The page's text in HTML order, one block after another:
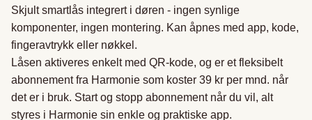
Skjult smartlås integrert i døren - ingen synlige
komponenter, ingen montering. Kan åpnes med app, kode,
fingeravtrykk eller nøkkel.
Låsen aktiveres enkelt med QR-kode, og er et fleksibelt
abonnement fra Harmonie som koster 39 kr per mnd. når
det er i bruk. Start og stopp abonnement når du vil, alt
styres i Harmonie sin enkle og praktiske app.